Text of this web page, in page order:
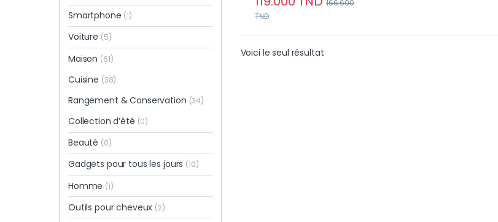
166.600
TND
Voici le seul résultat
Smartphone (1)
Voiture (5)
Maison (61)
Cuisine (38)
Rangement & Conservation (34)
Collection d’été (0)
Beauté (0)
Gadgets pour tous les jours (10)
Homme (1)
Outils pour cheveux (2)